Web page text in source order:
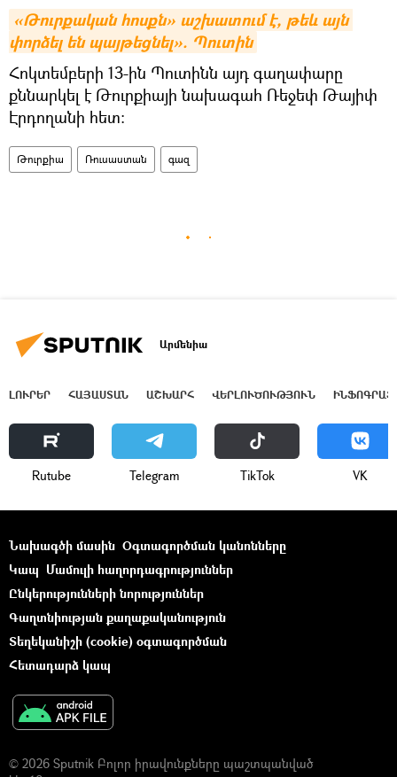
«Թուրքական հոսքն» աշխատում է, թեև այն
փորձել են պայթեցնել». Պուտին
Հոկտեմբերի 13-ին Պուտինն այդ գաղափարը
քննարկել է Թուրքիայի նախագահ Ռեջեփ Թայիփ
Էրդողանի հետ։
Թուրքիա Ռուսաստան գազ
Արմենիա
ԼՈՒՐԵՐ ՀԱՅԱՍՏԱՆ ԱՇԽԱՐՀ ՎԵՐԼՈՒԾՈՒԹՅՈՒՆ
Rutube Telegram ТikТоk VK
Նախագծի մասին Օգտագործման կանոնները
Կապ Մամուլի հաղորդագրություններ
Ընկերությունների նորություններ
Գաղտնիության քաղաքականություն
Տեղեկանիշի (cookie) օգտագործման
Հետադարձ կապ
© 2026 Sputnik Բոլոր իրավունքները պաշտպանված